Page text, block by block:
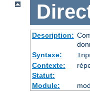
Description:
Syntaxe:
Contexte:
Statut:
Module: